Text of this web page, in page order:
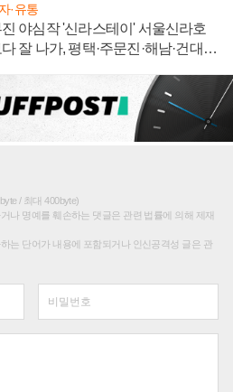
·유통
야심작 '신라스테이' 서울신라호
잘 나가, 평택·주문진·해남·건대로
/ 최대 400byte)
나 명예를 훼손하는 댓글은 관련 법률에 의해 제재
는 단어가 내용에 포함되거나 인신공격성 글은 관